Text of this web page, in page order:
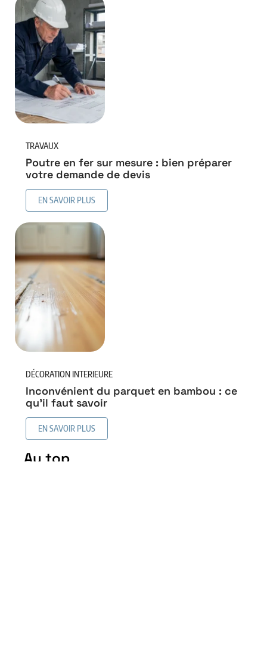
TRAVAUX
Poutre en fer sur mesure : bien préparer
votre demande de devis
EN SAVOIR PLUS
DÉCORATION INTERIEURE
Inconvénient du parquet en bambou : ce
qu’il faut savoir
EN SAVOIR PLUS
Au top